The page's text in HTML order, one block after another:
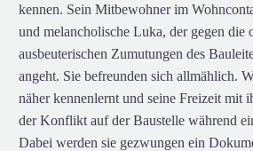
kennen. Sein Mitbewohner im
und melancholische Luka, der gegen die
ausbeuterischen Zumutungen des
angeht. Sie befreunden sich allmählich.
näher kennenlernt und seine Freizeit mit
der Konflikt auf der Baustelle während
Dabei werden sie gezwungen ein